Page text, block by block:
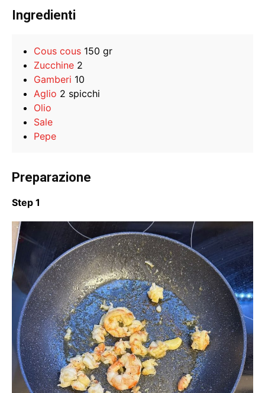
Ingredienti
Cous cous 150 gr
Zucchine 2
Gamberi 10
Aglio 2 spicchi
Olio
Sale
Pepe
Preparazione
Step 1